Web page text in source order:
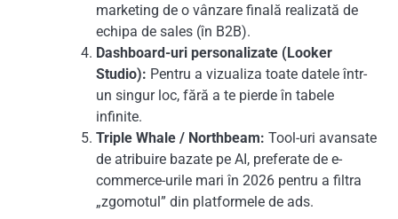
marketing de o vânzare finală realizată de
echipa de sales (în B2B).
Dashboard-uri personalizate (Looker
Studio): Pentru a vizualiza toate datele într-
un singur loc, fără a te pierde în tabele
infinite.
Triple Whale / Northbeam: Tool-uri avansate
de atribuire bazate pe AI, preferate de e-
commerce-urile mari în 2026 pentru a filtra
„zgomotul” din platformele de ads.